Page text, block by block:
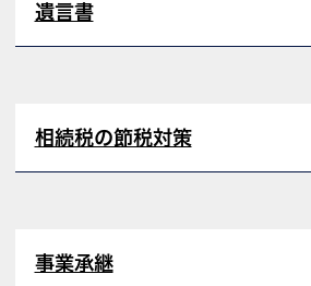
遺言書
相続税の節税対策
事業承継